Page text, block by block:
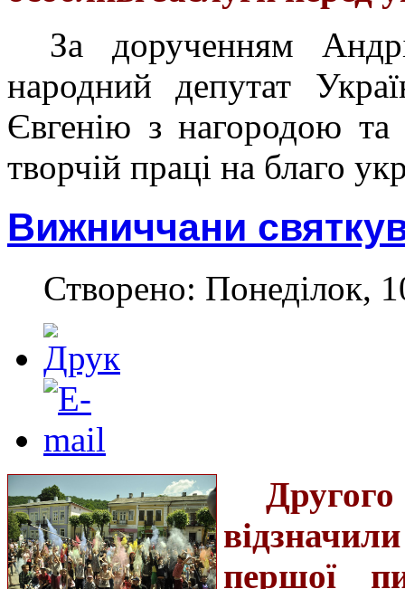
За дорученням
народний депутат
Євгенію з нагородою та
творчій праці на благо
Вижниччани
Створено: Понеділок,
першої